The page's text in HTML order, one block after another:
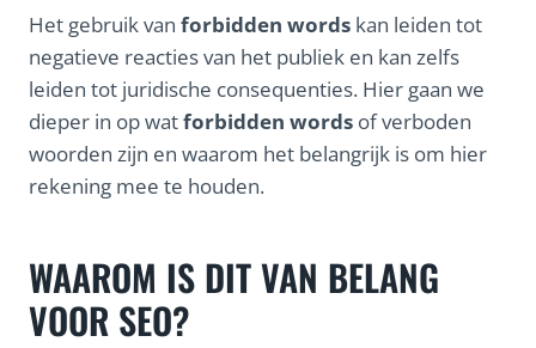
Het gebruik van forbidden words kan leiden tot
negatieve reacties van het publiek en kan zelfs
leiden tot juridische consequenties. Hier gaan we
dieper in op watforbidden words of verboden
woorden zijn en waarom het belangrijk is om hier
rekening mee te houden.
WAAROM IS DIT VAN BELANG
VOOR SEO?